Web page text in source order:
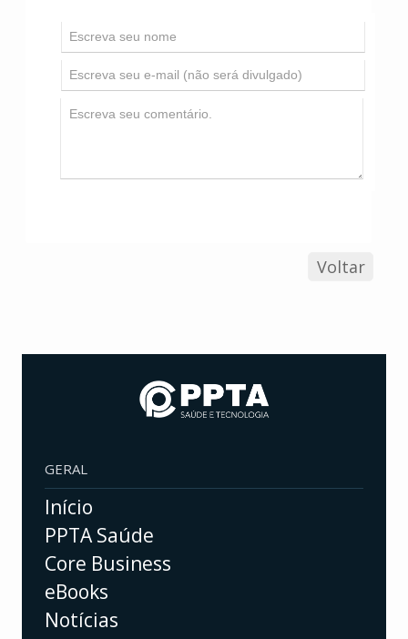
Voltar
GERAL
Início
PPTA Saúde
Core Business
eBooks
Notícias